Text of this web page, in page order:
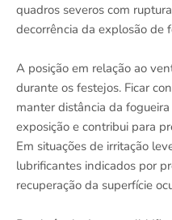
quadros severos com
decorrência da explosão de
A posição em relação ao
durante os festejos. Ficar
manter distância da
exposição e contribui para
Em situações de irritação
lubrificantes indicados por
recuperação da superfície